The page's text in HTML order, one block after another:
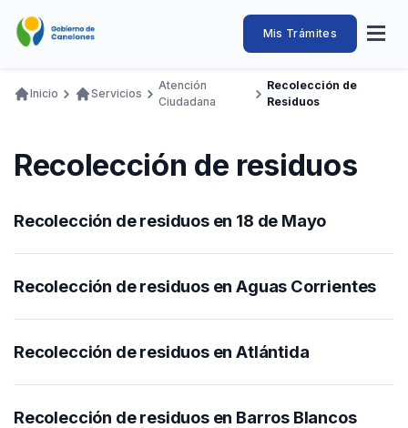
contenido
Intendencia
Canelones
Abrir
Navegación
Mis Trámites
Ingresar
Llamados Laborales
Canelones Te Escucha
Teléfonos
Ruta
navegación
Inicio Servicios
Atención
Ciudadana
Recolección de
Residuos
Recolección de residuos
Recolección de residuos en 18 de Mayo
Recolección de residuos en Aguas Corrientes
Recolección de residuos en Atlántida
Recolección de residuos en Barros Blancos